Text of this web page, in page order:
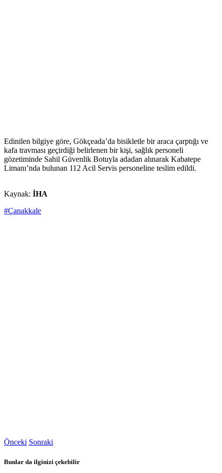
Edinilen bilgiye göre, Gökçeada’da bisikletle bir araca çarptığı ve
kafa travması geçirdiği belirlenen bir kişi, sağlık personeli
gözetiminde Sahil Güvenlik Botuyla adadan alınarak Kabatepe
Limanı’nda bulunan 112 Acil Servis personeline teslim edildi.
Kaynak: İHA
#Çanakkale
Önceki Sonraki
Bunlar da ilginizi çekebilir